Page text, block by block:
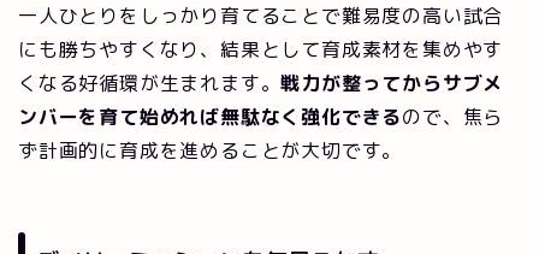
一人ひとりをしっかり育てることで難易度の高い試合
にも勝ちやすくなり、結果として育成素材を集めやす
くなる好循環が生まれます。戦力が整ってからサブメ
ンバーを育て始めれば無駄なく強化できるので、焦ら
ず計画的に育成を進めることが大切です。